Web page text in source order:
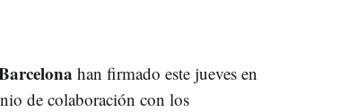
han firmado este jueves en
de colaboración con los